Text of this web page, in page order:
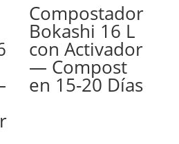
Compostador
Bokashi 16 L
con Activador
— Compost
en 15-20 Días